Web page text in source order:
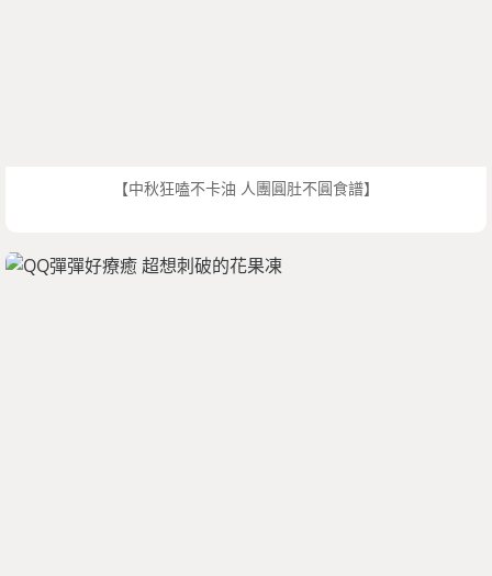
【中秋狂嗑不卡油 人團圓肚不圓食譜】